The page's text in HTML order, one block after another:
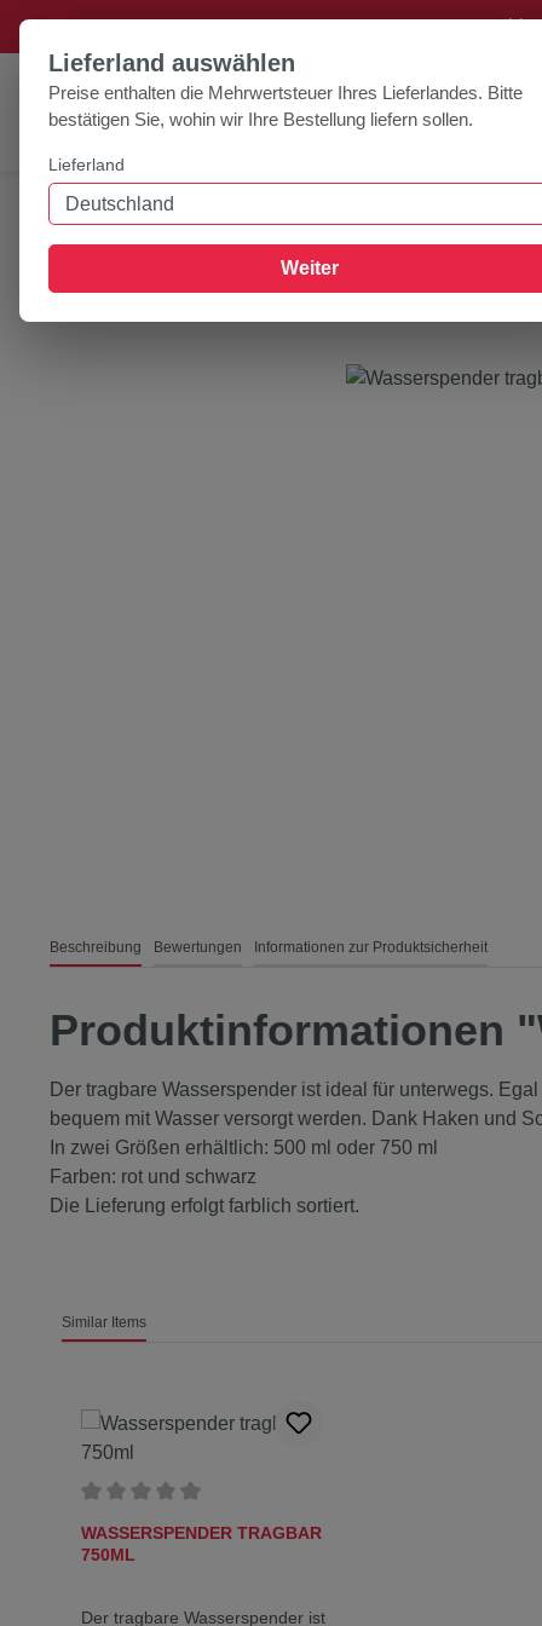
Hauptinhalt springen
Zur Suche springen +++
Home Zubehör Näpfe
Wasserspender
Beschreibung Bewertungen Informationen zur Produktsicherheit
Produktinformationen
Der tragbare Wasserspender ist ideal für unterwegs.
bequem mit Wasser versorgt werden. Dank Haken und
In zwei Größen erhältlich: 500 ml oder 750 ml
Farben: rot und schwarz
Die Lieferung erfolgt farblich sortiert.
Similar Items
WASSERSPENDER TRAGBAR
750ML
Der tragbare Wasserspender ist
Lieferland auswählen
Preise enthalten die Mehrwertsteuer Ihres Lieferlandes. Bitte
bestätigen Sie, wohin wir Ihre Bestellung liefern sollen.
Lieferland
Weiter